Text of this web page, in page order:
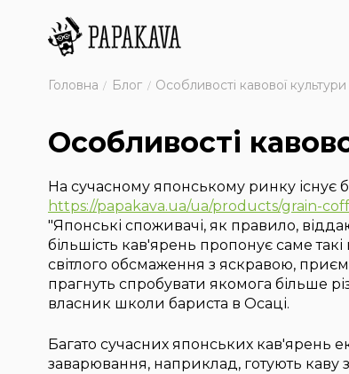
Головна Блог Особливості кавової культури
Особливості
На сучасному японському ринку існує
https://papakava.ua/ua/products/grain-
"Японські споживачі, як правило,
більшість кав'ярень пропонує саме
світлого обсмаження з яскравою,
прагнуть спробувати якомога більше
власник школи бариста в Осаці.
Багато сучасних японських кав'ярень
заварювання, наприклад, готують каву